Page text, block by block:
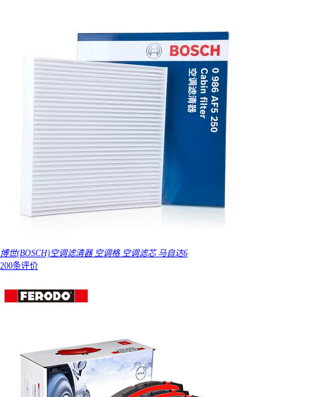
博世(BOSCH)空调滤清器 空调格 空调滤芯 马自达6
200条评价